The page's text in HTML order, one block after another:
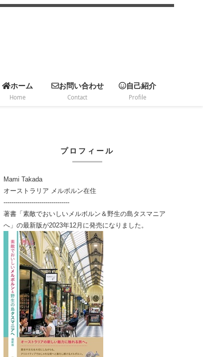
ホーム
Home
お問い合わせ
Contact
自己紹介
Profile
プロフィール
Mami Takada
オーストラリア メルボルン在住
---------------------------------
著書「素敵でおいしいメルボルン＆野生の島タスマニア
へ」の最新版が2023年12月に発売になりました。